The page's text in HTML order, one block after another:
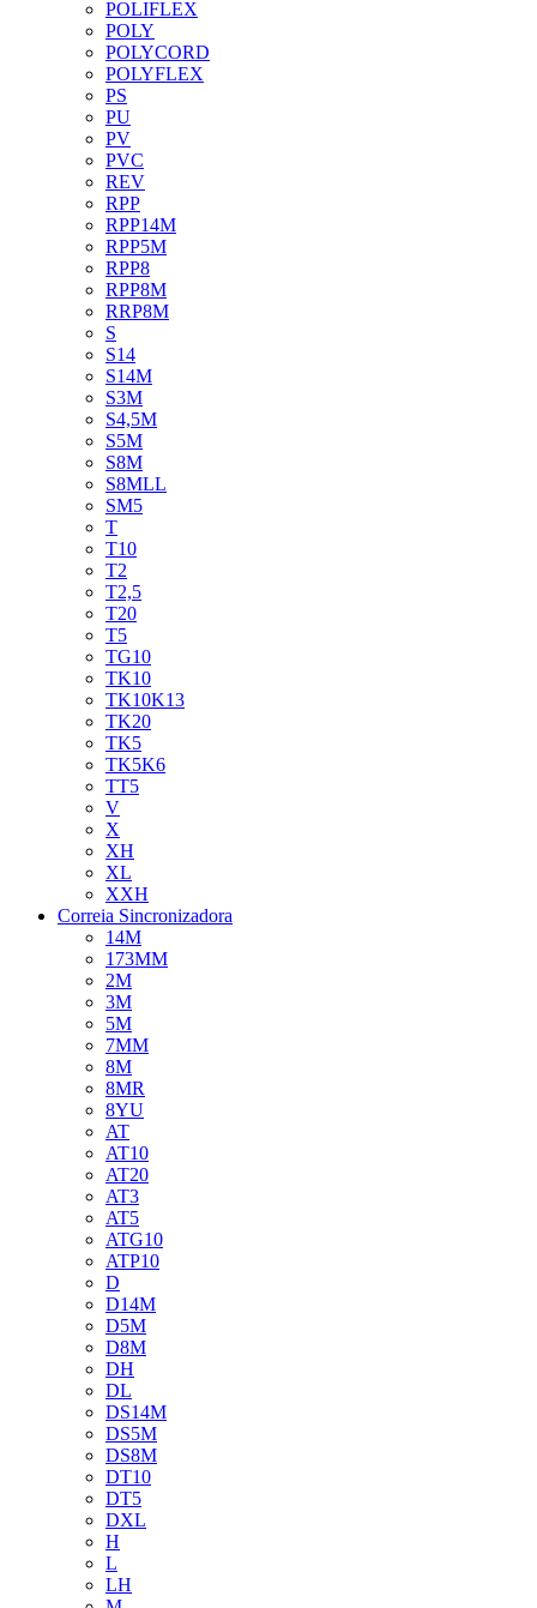
POLIFLEX
POLY
POLYCORD
POLYFLEX
PS
PU
PV
PVC
REV
RPP
RPP14M
RPP5M
RPP8
RPP8M
RRP8M
S
S14
S14M
S3M
S4,5M
S5M
S8M
S8MLL
SM5
T
T10
T2
T2,5
T20
T5
TG10
TK10
TK10K13
TK20
TK5
TK5K6
TT5
V
X
XH
XL
XXH
Correia Sincronizadora
14M
173MM
2M
3M
5M
7MM
8M
8MR
8YU
AT
AT10
AT20
AT3
AT5
ATG10
ATP10
D
D14M
D5M
D8M
DH
DL
DS14M
DS5M
DS8M
DT10
DT5
DXL
H
L
LH